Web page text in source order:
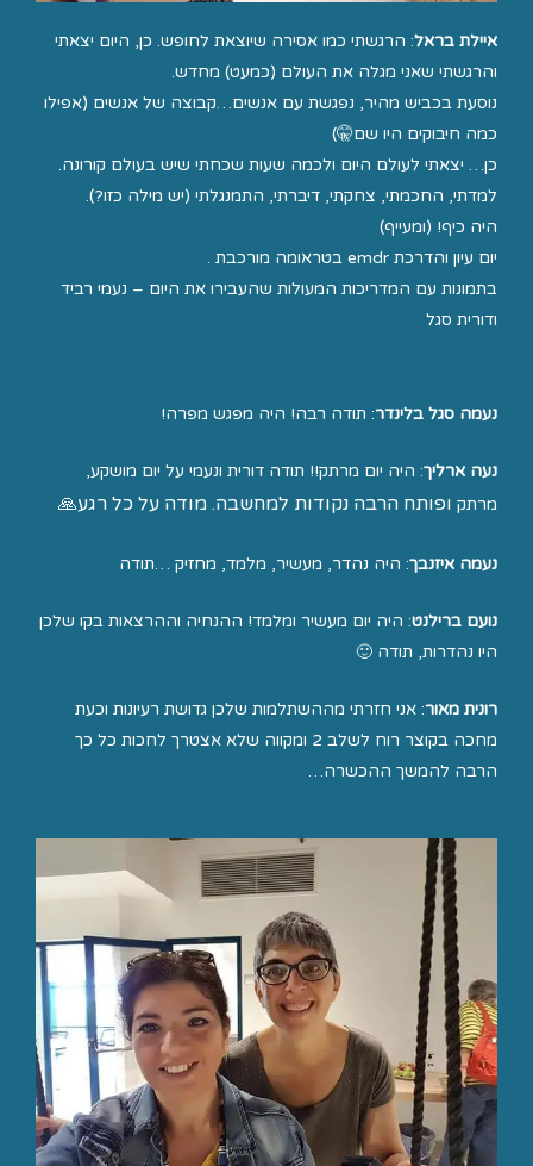
איילת בראל: הרגשתי כמו אסירה שיוצאת לחופש. כן, היום יצאתי
והרגשתי שאני מגלה את העולם (כמעט) מחדש.
נוסעת בכביש מהיר, נפגשת עם אנשים…קבוצה של אנשים (אפילו
כמה חיבוקים היו שם🤫)
כן… יצאתי לעולם היום ולכמה שעות שכחתי שיש בעולם קורונה.
למדתי, החכמתי, צחקתי, דיברתי, התמנגלתי (יש מילה כזו?).
היה כיף! (ומעייף)
יום עיון והדרכת emdr בטראומה מורכבת .
בתמונות עם המדריכות המעולות שהעבירו את היום – נעמי רביד
ודורית סגל
נעמה סגל בלינדר: תודה רבה! היה מפגש מפרה!
נעה ארליך: היה יום מרתק!! תודה דורית ונעמי על יום מושקע,
מרתק ופותח הרבה נקודות למחשבה. מודה על כל רגע🙏
נעמה איזנבך: היה נהדר, מעשיר, מלמד, מחזיק …תודה
נועם ברילנט: היה יום מעשיר ומלמד! ההנחיה וההרצאות בקו שלכן
היו נהדרות, תודה 🙂
רונית מאור: אני חזרתי מההשתלמות שלכן גדושת רעיונות וכעת
מחכה בקוצר רוח לשלב 2 ומקווה שלא אצטרך לחכות כל כך
הרבה להמשך ההכשרה…